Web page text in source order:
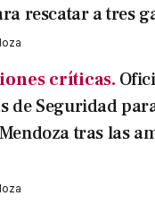
rescatar a tres
críticas.
de Seguridad
tras las